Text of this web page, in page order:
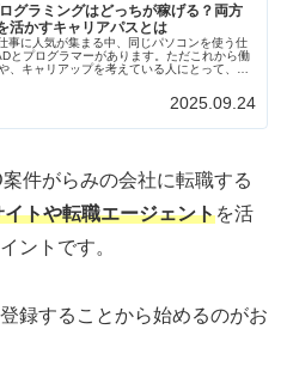
グラミングはどっちが稼げる？両方
活かすキャリアパスとは
事に人気が集まる中、同じパソコンを使う仕
とプログラマーがあります。ただこれから働
、キャリアップを考えている人にとって、ど
問もあるかと思います。そこで今回はそれぞ
特徴や、どちらを選ぶべきかを書きたいと思い
2025.09.24
件がらみの会社に転職する
トや転職エージェントを活
ントです。
録することから始めるのがお